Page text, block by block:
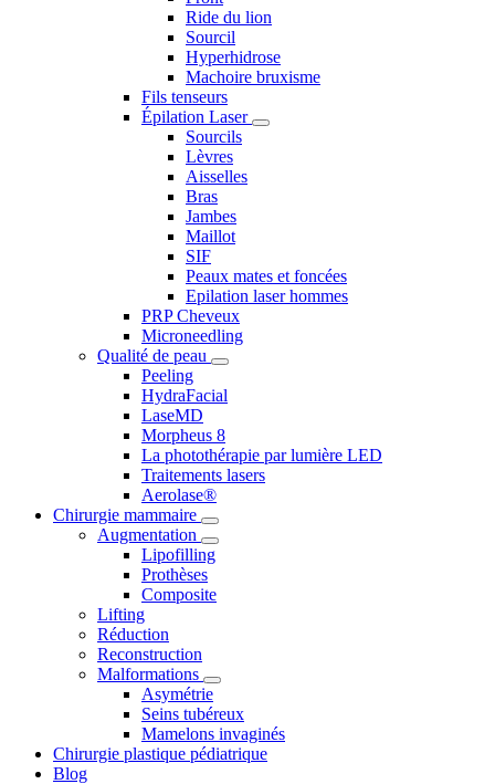
Ride du lion
Sourcil
Hyperhidrose
Machoire bruxisme
Fils tenseurs
Épilation Laser
Sourcils
Lèvres
Aisselles
Bras
Jambes
Maillot
SIF
Peaux mates et foncées
Epilation laser hommes
PRP Cheveux
Microneedling
Qualité de peau
Peeling
HydraFacial
LaseMD
Morpheus 8
La photothérapie par lumière LED
Traitements lasers
Aerolase®
Chirurgie mammaire
Augmentation
Lipofilling
Prothèses
Composite
Lifting
Réduction
Reconstruction
Malformations
Asymétrie
Seins tubéreux
Mamelons invaginés
Chirurgie plastique pédiatrique
Blog